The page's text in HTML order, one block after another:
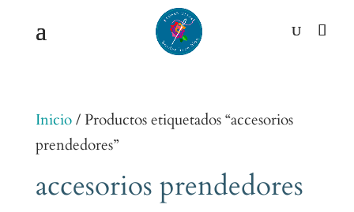
Inicio/ Productos etiquetados “accesorios
prendedores”
accesorios prendedores